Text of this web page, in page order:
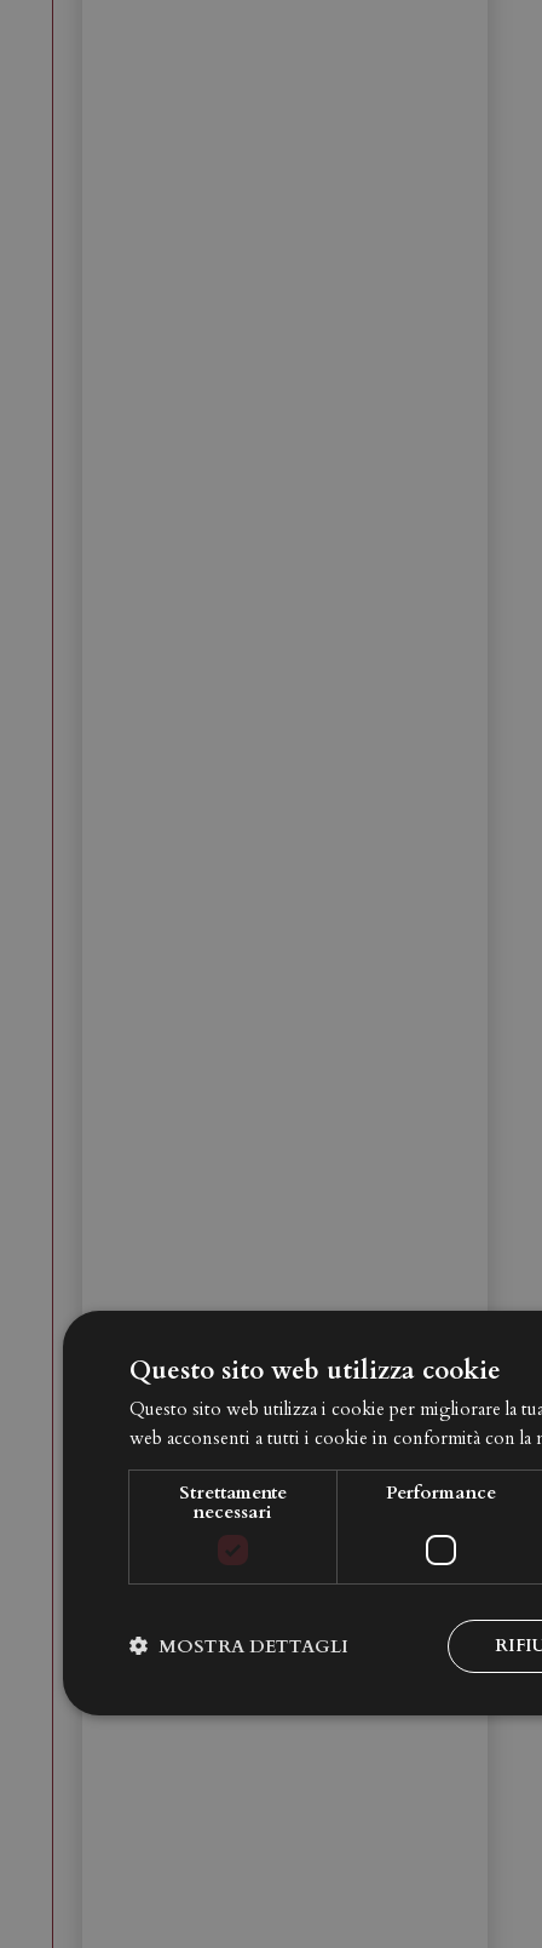
Questo sito web utilizza cookie
Questo sito web utilizza i cookie per migliorare la
web acconsenti a tutti i cookie in conformità con la
Strettamente
necessari
Performance
MOSTRA DETTAGLI